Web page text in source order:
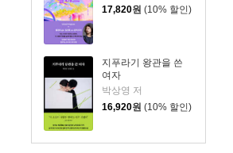
17,820원 (10% 할인)
지푸라기 왕관을 쓴
여자
박상영 저
16,920원 (10% 할인)